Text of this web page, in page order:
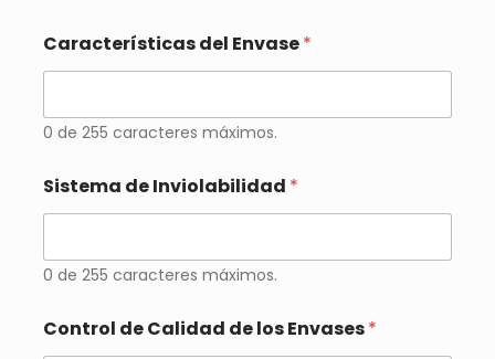
i
n
e
l
r
c
*
Características del Envase*
0 de 255 caracteres máximos.
Sistema de Inviolabilidad *
0 de 255 caracteres máximos.
Control de Calidad de los Envases*